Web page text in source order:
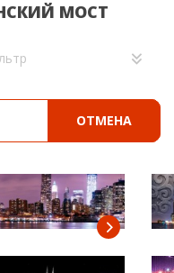
МОСТ
ОТМЕНА